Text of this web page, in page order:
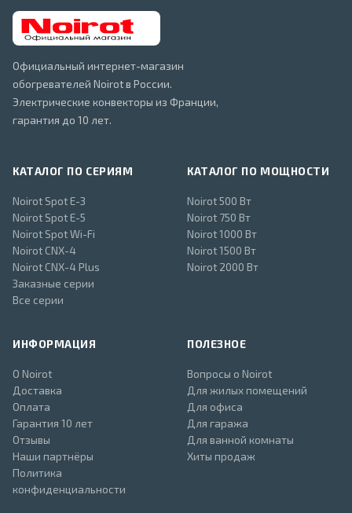
Официальный интернет-магазин
обогревателей Noirot в России.
Электрические конвекторы из Франции,
гарантия до 10 лет.
КАТАЛОГ ПО СЕРИЯМ
Noirot Spot E-3
Noirot Spot E-5
Noirot Spot Wi-Fi
Noirot CNX-4
Noirot CNX-4 Plus
Заказные серии
Все серии
КАТАЛОГ ПО МОЩНОСТИ
Noirot 500 Вт
Noirot 750 Вт
Noirot 1000 Вт
Noirot 1500 Вт
Noirot 2000 Вт
ИНФОРМАЦИЯ
О Noirot
Доставка
Оплата
Гарантия 10 лет
Отзывы
Наши партнёры
Политика
конфиденциальности
ПОЛЕЗНОЕ
Вопросы о Noirot
Для жилых помещений
Для офиса
Для гаража
Для ванной комнаты
Хиты продаж